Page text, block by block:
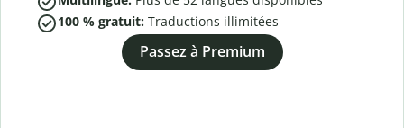
100 % gratuit: Traductions illimitées
Passez à Premium